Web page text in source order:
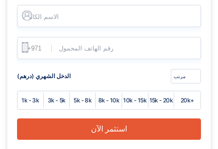
الاسم الكامل
رقم الهاتف المحمول
الدخل الشهري (درهم)
1k - 3k 3k - 5k 5k - 8k 8k - 10k 10k - 15k 15k - 20k 20k+
استثمر الآن